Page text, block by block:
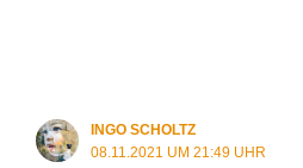
INGO SCHOLTZ
08.11.2021 UM 21:49 UHR